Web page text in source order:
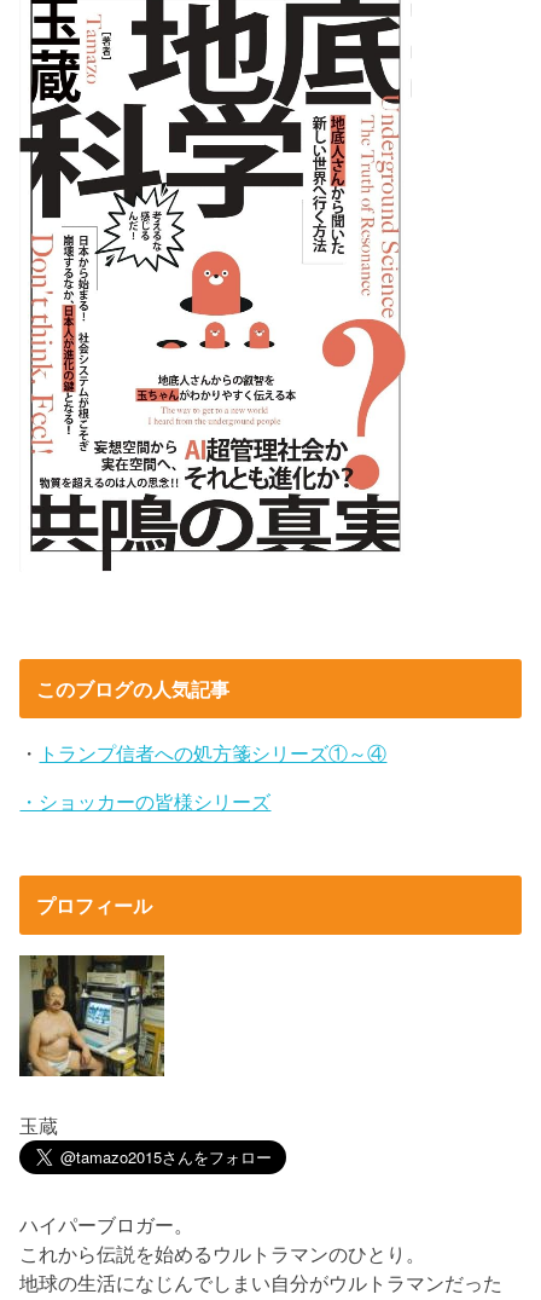
このブログの人気記事
・ トランプ信者への処方箋シリーズ①～④
・ショッカーの皆様シリーズ
プロフィール
玉蔵
ハイパーブロガー。
これから伝説を始めるウルトラマンのひとり。
地球の生活になじんでしまい自分がウルトラマンだった